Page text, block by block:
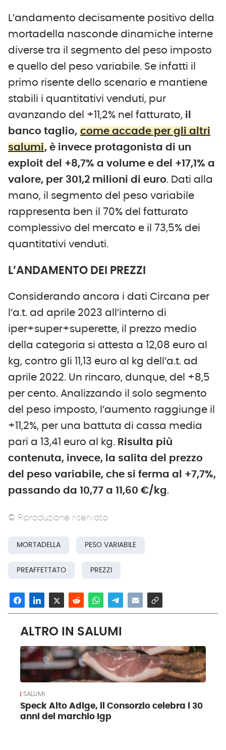
L’andamento decisamente positivo della
mortadella nasconde dinamiche interne
diverse tra il segmento del peso imposto
e quello del peso variabile. Se infatti il
primo risente dello scenario e mantiene
stabili i quantitativi venduti, pur
avanzando del +11,2% nel fatturato, il
banco taglio, come accade per gli altri
salumi, è invece protagonista di un
exploit del +8,7% a volume e del +17,1% a
valore, per 301,2 milioni di euro. Dati alla
mano, il segmento del peso variabile
rappresenta ben il 70% del fatturato
complessivo del mercato e il 73,5% dei
quantitativi venduti.
L’ANDAMENTO DEI PREZZI
Considerando ancora i dati Circana per
l’a.t. ad aprile 2023 all’interno di
iper+super+superette, il prezzo medio
della categoria si attesta a 12,08 euro al
kg, contro gli 11,13 euro al kg dell’a.t. ad
aprile 2022. Un rincaro, dunque, del +8,5
per cento. Analizzando il solo segmento
del peso imposto, l’aumento raggiunge il
+11,2%, per una battuta di cassa media
pari a 13,41 euro al kg. Risulta più
contenuta, invece, la salita del prezzo
del peso variabile, che si ferma al +7,7%,
passando da 10,77 a 11,60 €/kg.
© Riproduzione riservata
MORTADELLA PESO VARIABILE
PREAFFETTATO PREZZI
ALTRO IN SALUMI
SALUMI
Speck Alto Adige, il Consorzio celebra i 30
anni del marchio Igp